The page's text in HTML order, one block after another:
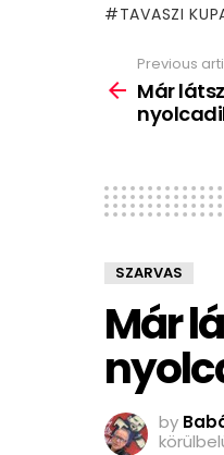
TAVASZI
more
Previous
Már
SZARVAS
Már
by